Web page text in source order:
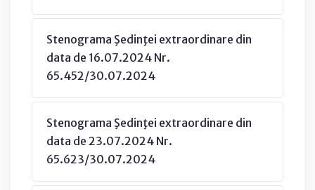
Stenograma Şedinţei extraordinare din
data de 16.07.2024 Nr.
65.452/30.07.2024
Stenograma Şedinţei extraordinare din
data de 23.07.2024 Nr.
65.623/30.07.2024